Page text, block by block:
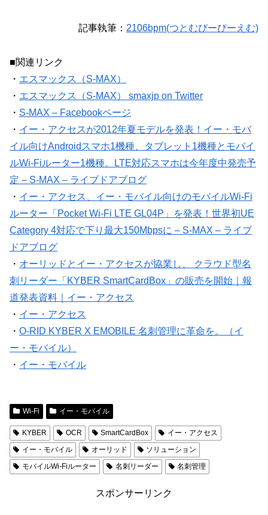
記事執筆： 2106bpm(つとむびーぴーえむ)
■関連リンク
・ エスマックス（S-MAX）
・ エスマックス（S-MAX） smaxjp on Twitter
・ S-MAX – Facebookページ
・ イー・アクセスが2012年夏モデルを発表！イー・モバ
イル向けAndroidスマホ1機種、タブレット1機種とモバイ
ルWi-Fiルーター1機種。LTE対応スマホは今年度中発売予
定 – S-MAX – ライブドアブログ
・ イー・アクセス、イー・モバイル向けのモバイルWi-Fi
ルーター「Pocket Wi-Fi LTE GL04P」を発表！世界初UE
Category 4対応で下り最大150Mbpsに – S-MAX – ライブ
ドアブログ
・ オーリッドとイー・アクセスが協業し、 クラウド型名
刺リーダー「KYBER SmartCardBox」の販売を開始｜報
道発表資料｜イー・アクセス
・ イー・アクセス
・ O-RID KYBER X EMOBILE 名刺管理に革命を。（イ
ー・モバイル）
・ イー・モバイル
Wi-Fi イー・モバイル
KYBER OCR SmartCardBox
イー・アクセス
イー・モバイル
オーリッド
ソリューション
モバイルWi-Fiルーター
名刺リーダー 名刺管理
スポンサーリンク